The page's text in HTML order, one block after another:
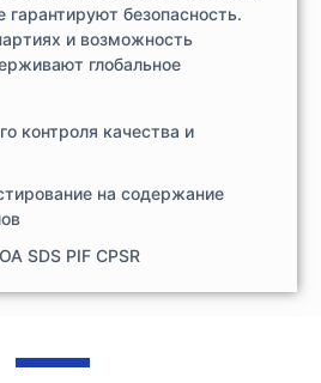
безопасность.
и возможность
глобальное
контроля качества и
на содержание
SDS PIF CPSR